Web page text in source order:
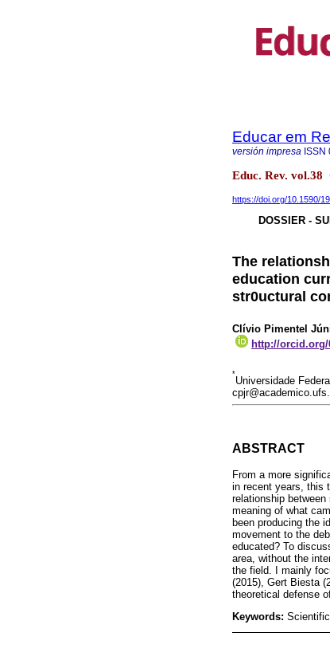
Educar em
versión impresa ISSN
Educ. Rev.
https://doi.org/10.1590/
DOSSIER -
The
education
str0uctural
Clívio Pimentel
http://orcid.org/
*
Universidade
ABSTRACT
From a more
in recent years, this
relationship
meaning of what
been producing the
movement to the
educated? To
area, without the
the field. I mainly
(2015), Gert Biesta
theoretical defense
Keywords: